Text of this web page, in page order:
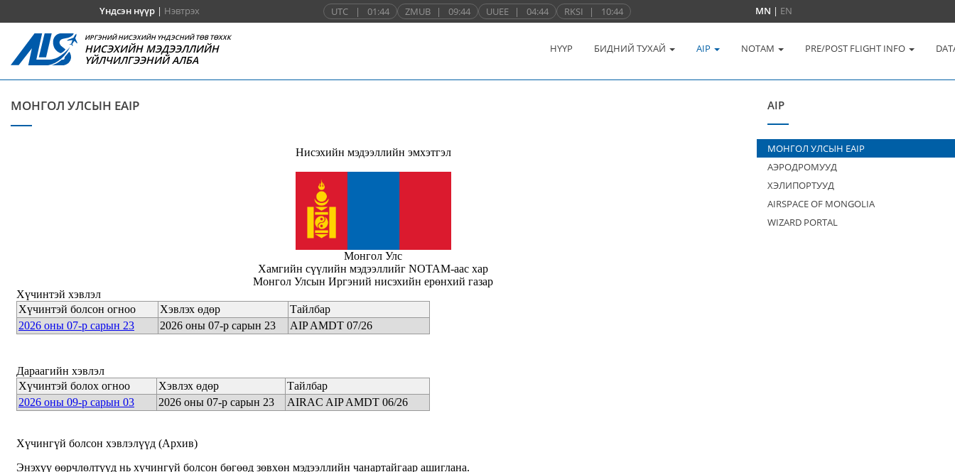
Үндсэн нүүр| Нэвтрэх UTC | 01:44 ZMUB | 09:44 UUEE | 04:44 RKSI | 10:44 MN | EN
ИРГЭНИЙ НИСЭХИЙН ҮНДЭСНИЙ ТӨВ ТӨХХК
НИСЭХИЙН МЭДЭЭЛЛИЙН
ҮЙЛЧИЛГЭЭНИЙ АЛБА
НҮҮР БИДНИЙ ТУХАЙ AIP NOTAM PRE/POST FLIGHT INFO
МОНГОЛ УЛСЫН EAIP AIP
МОНГОЛ УЛСЫН EAIP
АЭРОДРОМУУД
ХЭЛИПОРТУУД
AIRSPACE OF MONGOLIA
WIZARD PORTAL